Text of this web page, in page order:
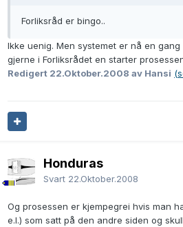
Forliksråd er bingo..
Ikke uenig. Men systemet er nå en
gjerne i Forliksrådet en starter
Redigert 22.Oktober.2008 av Hansi
Honduras
Svart 22.Oktober.2008
Og prosessen er kjempegrei hvis man
e.l.) som satt på den andre siden og